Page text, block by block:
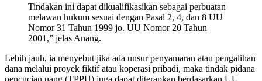
Tindakan ini dapat dikualifikasikan sebagai perbuatan
melawan hukum sesuai dengan Pasal 2, 4, dan 8 UU
Nomor 31 Tahun 1999 jo. UU Nomor 20 Tahun
2001,” jelas Anang.
Lebih jauh, ia menyebut jika ada unsur penyamaran atau pengalihan
dana melalui proyek fiktif atau koperasi pribadi, maka tindak pidana
pencucian uang (TPPU) juga dapat diterapkan berdasarkan UU